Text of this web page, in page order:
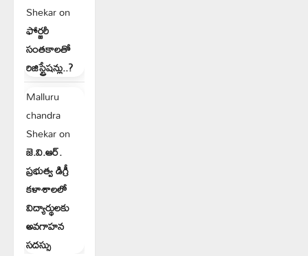
Shekaron
ఫోర్జరీ
సంతకాలతో
రిజిస్ట్రేషన్లు..?
Malluru
chandra
Shekaron
జె.వి.ఆర్.
ప్రభుత్వ డిగ్రీ
కళాశాలలో
విద్యార్థులకు
అవగాహన
సదస్సు